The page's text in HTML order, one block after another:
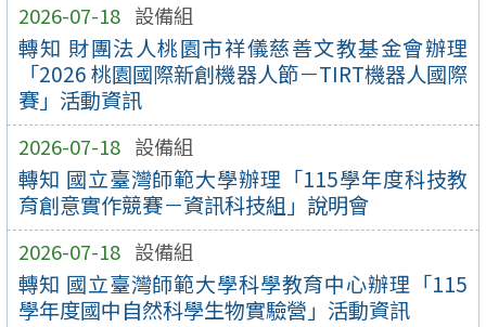
2026-07-18 設備組
轉知 財團法人桃園市祥儀慈善文教基金會辦理
「2026 桃園國際新創機器人節－TIRT機器人國際
賽」活動資訊
2026-07-18 設備組
轉知 國立臺灣師範大學辦理「115學年度科技教
育創意實作競賽－資訊科技組」說明會
2026-07-18 設備組
轉知 國立臺灣師範大學科學教育中心辦理「115
學年度國中自然科學生物實驗營」活動資訊